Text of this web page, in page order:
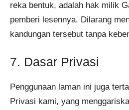
reka bentuk, adalah hak milik
pemberi lesennya. Dilarang
kandungan tersebut tanpa
7. Dasar Privasi
Penggunaan laman ini juga
Privasi kami, yang